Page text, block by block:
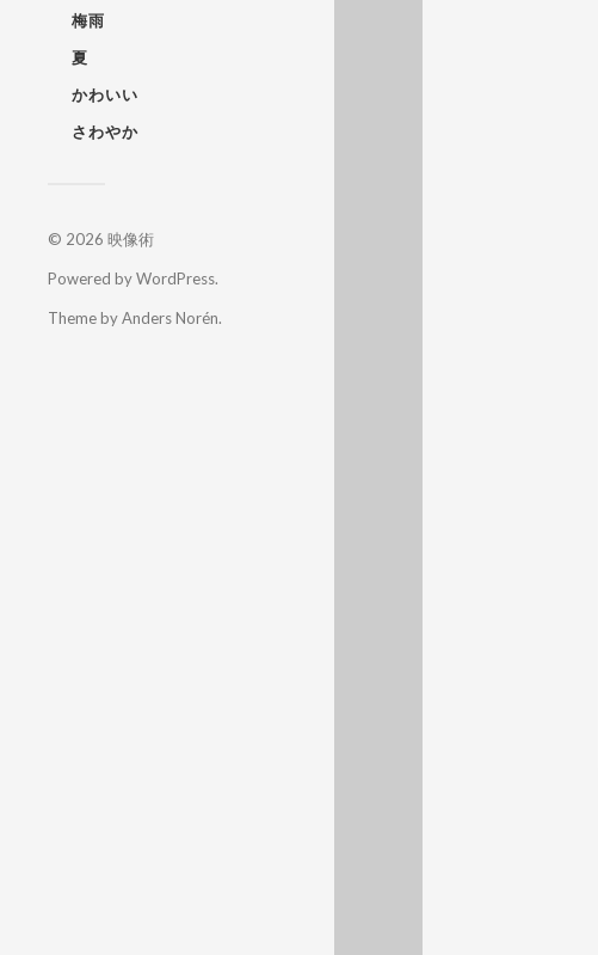
梅雨
夏
かわいい
さわやか
© 2026 映像術
Powered byWordPress.
Theme byAnders Norén.